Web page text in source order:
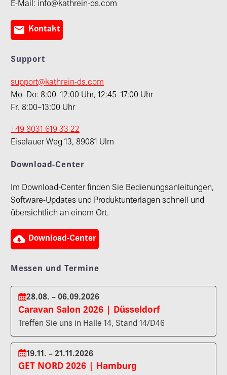
E-Mail: info@kathrein-ds.com
 Kontakt
Support
support@kathrein-ds.com
Mo–Do: 8:00–12:00 Uhr, 12:45–17:00 Uhr
Fr. 8:00–13:00 Uhr
+49 8031 619 33 22
Eiselauer Weg 13, 89081 Ulm
Download-Center
Im Download-Center finden Sie Bedienungsanleitungen,
Software-Updates und Produktunterlagen schnell und
übersichtlich an einem Ort.
 Download-Center
Messen und Termine
28.08. – 06.09.2026
Caravan Salon 2026 | Düsseldorf
Treffen Sie uns in Halle 14, Stand 14/D46
19.11. – 21.11.2026
GET NORD 2026 | Hamburg